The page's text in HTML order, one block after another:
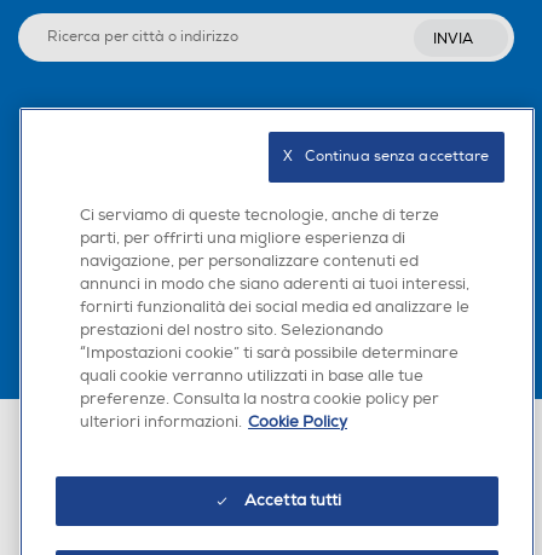
INVIA
Scarica la nostra app
Euronics Italia SpA. Sede legale Via Montefeltro, 6/a 20156 Milano
Ci serviamo di queste tecnologie, anche di terze
parti, per offrirti una migliore esperienza di
navigazione, per personalizzare contenuti ed
annunci in modo che siano aderenti ai tuoi interessi,
fornirti funzionalità dei social media ed analizzare le
prestazioni del nostro sito. Selezionando
“Impostazioni cookie” ti sarà possibile determinare
quali cookie verranno utilizzati in base alle tue
preferenze. Consulta la nostra cookie policy per
ulteriori informazioni. Cookie Policy
Accetta tutti
X   Continua senza accettare